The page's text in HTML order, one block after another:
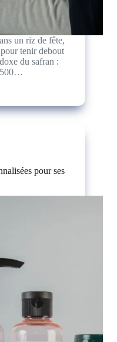
un riz de fête,
tenir debout
du safran :
500…
pour ses